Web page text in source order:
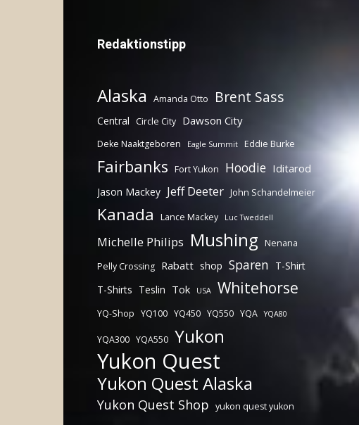
Redaktionstipp
Alaska Amanda Otto Brent Sass
Central Circle City Dawson City
Deke Naaktgeboren Eagle Summit Eddie Burke
Fairbanks Fort Yukon Hoodie Iditarod
Jason Mackey Jeff Deeter John Schandelmeier
Kanada Lance Mackey Luc Tweddell
Michelle Philips Mushing
Nenana
Pelly Crossing Rabatt shop Sparen T-Shirt
T-Shirts Teslin Tok USA Whitehorse
YQ-Shop YQ100 YQ450 YQ550 YQA YQA80
YQA300 YQA550 Yukon
Yukon Quest
Yukon Quest Alaska
Yukon Quest Shop yukon quest yukon